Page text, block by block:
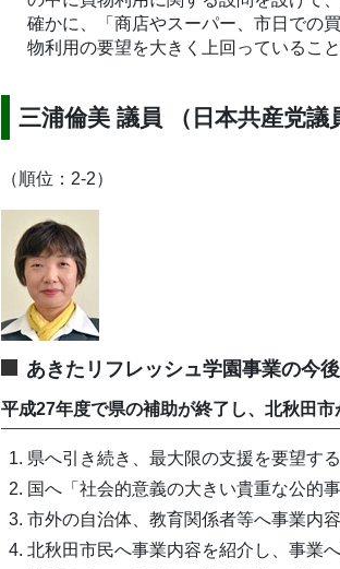
確かに、「商店やスーパー、市日での
物利用の要望を大きく上回っているこ
三浦倫美 議員 （日本共産党議
（順位：2-2）
あきたリフレッシュ学園事業の今
平成27年度で県の補助が終了し、北秋田
県へ引き続き、最大限の支援を要望す
国へ「社会的意義の大きい貴重な公的
市外の自治体、教育関係者等へ事業内
北秋田市民へ事業内容を紹介し、事業